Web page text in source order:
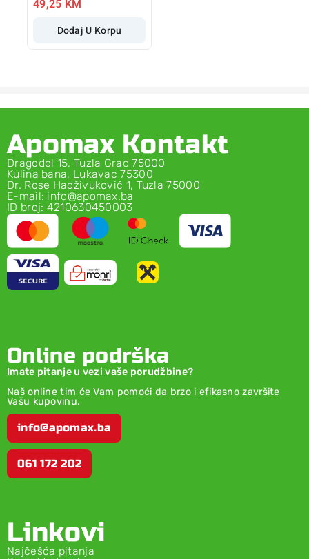
49,25 KM
Dodaj U Korpu
Apomax Kontakt
Dragodol 15, Tuzla Grad 75000
Kulina bana, Lukavac 75300
Dr. Rose Hadživuković 1, Tuzla 75000
E-mail: info@apomax.ba
ID broj: 4210630450003
Online podrška
Imate pitanje u vezi vaše porudžbine?
Naš online tim će Vam pomoći da brzo i efikasno završite
Vašu kupovinu.
info@apomax.ba
061 172 202
Linkovi
Najčešća pitanja